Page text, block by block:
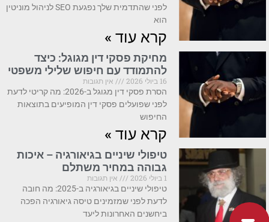
לפני שהתדמית שלך נפגעת SEO לניהול מוניטין
הוא
קרא עוד »
מחיקת פסקי דין מגוגל: כיצד
להתמודד עם חיפוש שלילי משפטי
16 ביולי 2026
אין תגובות
הסרת פסקי דין מגוגל ב-2026: מה קריטי לדעת
לפני שפועלים פסקי דין המופיעים בתוצאות
החיפוש
קרא עוד »
טיפולי שיניים בגיאורגיה – איכות
גבוהה במחיר משתלם
1 ביולי 2026
אין תגובות
טיפולי שיניים בגיאורגיה ב-2025: מה חובה
לדעת לפני שמזמינים טיסה גיאורגיה הפכה
ביחשנים האחרונות ליעד